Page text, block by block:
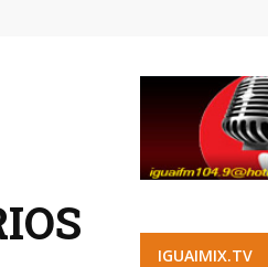
Escritores, na Colômbia
IGUAIMIX.TV